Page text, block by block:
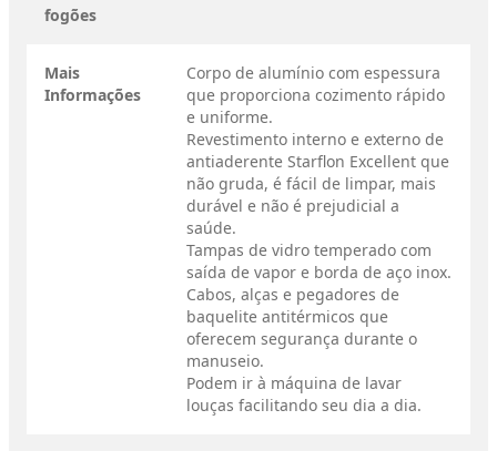
fogões
Mais
Informações
Corpo de alumínio com espessura
que proporciona cozimento rápido
e uniforme.
Revestimento interno e externo de
antiaderente Starflon Excellent que
não gruda, é fácil de limpar, mais
durável e não é prejudicial a
saúde.
Tampas de vidro temperado com
saída de vapor e borda de aço inox.
Cabos, alças e pegadores de
baquelite antitérmicos que
oferecem segurança durante o
manuseio.
Podem ir à máquina de lavar
louças facilitando seu dia a dia.